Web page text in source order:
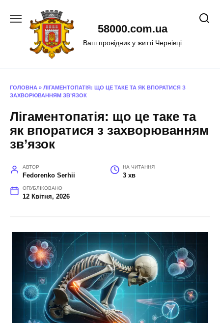
58000.com.ua
Ваш провідник у житті Чернівці
ГОЛОВНА » ЛІГАМЕНТОПАТІЯ: ЩО ЦЕ ТАКЕ ТА ЯК ВПОРАТИСЯ З
ЗАХВОРЮВАННЯМ ЗВ’ЯЗОК
Лігаментопатія: що це таке та
як впоратися з захворюванням
зв’язок
АВТОР
Fedorenko Serhii
НА ЧИТАННЯ
3 хв
ОПУБЛІКОВАНО
12 Квітня, 2026